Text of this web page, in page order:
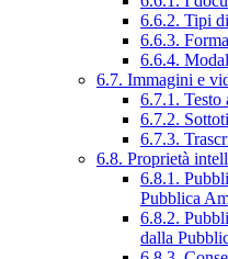
6.6.2. Tipi
6.6.3.
6.6.4.
6.7. Immagini e
6.7.1. Testo
6.7.2.
6.7.3.
6.8. Proprietà
6.8.1.
Pubblica
6.8.2.
dalla